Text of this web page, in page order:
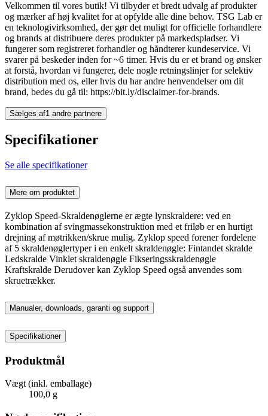
Velkommen til vores butik! Vi tilbyder et bredt udvalg af produkter
og mærker af høj kvalitet for at opfylde alle dine behov. TSG Lab er
en teknologivirksomhed, der gør det muligt for officielle forhandlere
og brands at distribuere deres produkter på markedspladser. Vi
fungerer som registreret forhandler og håndterer kundeservice. Vi
svarer på beskeder inden for ~6 timer. Hvis du er et brand og ønsker
at forstå, hvordan vi fungerer, dele nogle retningslinjer for selektiv
distribution med os, eller hvis du har andre henvendelser om dit
brand, bedes du gå til: https://bit.ly/disclaimer-for-brands.
Sælges af1 andre partnere
Specifikationer
Se alle specifikationer
Mere om produktet
Zyklop Speed-Skraldenøglerne er ægte lynskraldere: ved en
kombination af svingmassekonstruktion med et friløb er en hurtigt
drejning af møtrikken/skrue mulig. Zyklop speed forener fordelene
af 5 skraldenøglertyper i en enkelt skraldenøgle: Fintandet skralde
Ledskralde Vinklet skraldenøgle Fikseringsskraldenøgle
Kraftskralde Derudover kan Zyklop Speed også anvendes som
skruetrækker.
Manualer, downloads, garanti og support
Specifikationer
Produktmål
Vægt (inkl. emballage)
100,0 g